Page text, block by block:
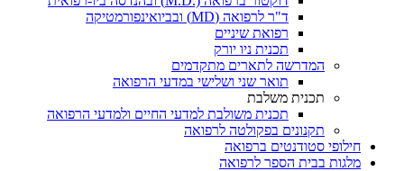
ד"ר לרפואה (MD) ובביואינפורמטיקה
רפואת שיניים
תכנית ניו יורק
המדרשה לתארים מתקדמים
תואר שני ושלישי במדעי הרפואה
תכנית משלבת
תכנית משולבת למדעי החיים ולמדעי הרפואה
תקנונים בפקולטה לרפואה
חילופי סטודנטים ברפואה
מלגות בבית הספר לרפואה